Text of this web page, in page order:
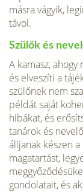
másra vágyik,
távol.
Szülők és
A kamasz,
és elveszíti a
szülőnek nem
példát saját
hibákat, és
tanárok és
álljanak készen
magatartást,
gondolatait, és